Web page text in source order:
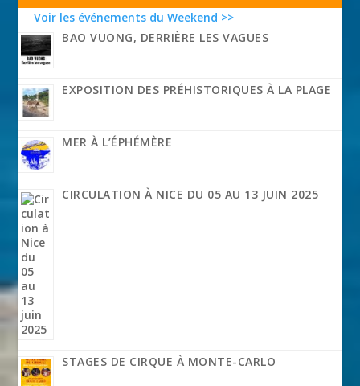
Voir les événements du Weekend >>
BAO VUONG, DERRIÈRE LES VAGUES
EXPOSITION DES PRÉHISTORIQUES À LA PLAGE
MER À L’ÉPHÉMÈRE
CIRCULATION À NICE DU 05 AU 13 JUIN 2025
STAGES DE CIRQUE À MONTE-CARLO